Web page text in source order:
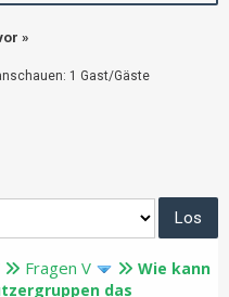
»
1 Gast/Gäste
Fragen V
Wie kann
das